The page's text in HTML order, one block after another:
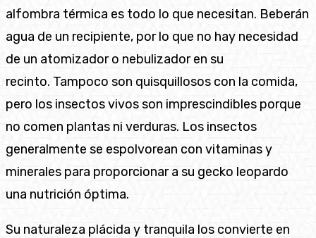
alfombra térmica es todo lo que necesitan. Beberán
agua de un recipiente, por lo que no hay necesidad
de un atomizador o nebulizador en su
recinto. Tampoco son quisquillosos con la comida,
pero los insectos vivos son imprescindibles porque
no comen plantas ni verduras. Los insectos
generalmente se espolvorean con vitaminas y
minerales para proporcionar a su gecko leopardo
una nutrición óptima.
Su naturaleza plácida y tranquila los convierte en